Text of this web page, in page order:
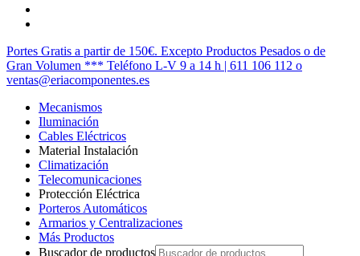
Cerrar
Menú
Portes Gratis a partir de 150€. Excepto Productos Pesados o de
Gran Volumen *** Teléfono L-V 9 a 14 h | 611 106 112 o
ventas@eriacomponentes.es
Mecanismos
Iluminación
Cables Eléctricos
Material Instalación
Climatización
Telecomunicaciones
Protección Eléctrica
Porteros Automáticos
Armarios y Centralizaciones
Más Productos
Buscador de productos